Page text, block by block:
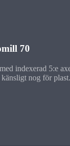
70
indexerad 5:e
nog för plast.